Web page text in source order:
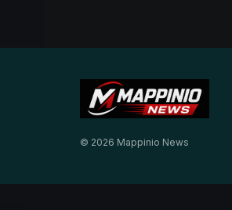
© 2026 Mappinio News